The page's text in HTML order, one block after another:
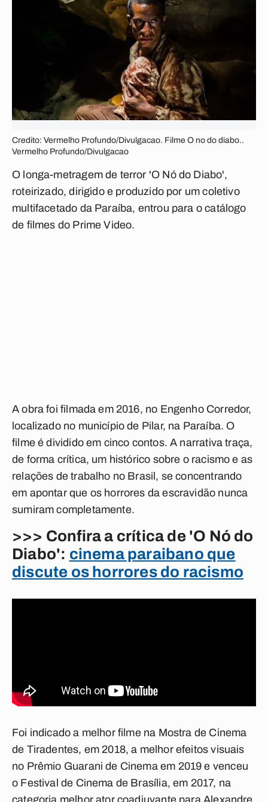
Credito: Vermelho Profundo/Divulgacao. Filme O no do diabo..
Vermelho Profundo/Divulgacao
O longa-metragem de terror 'O Nó do Diabo',
roteirizado, dirigido e produzido por um coletivo
multifacetado da Paraíba, entrou para o catálogo
de filmes do Prime Video.
A obra foi filmada em 2016, no Engenho Corredor,
localizado no município de Pilar, na Paraíba. O
filme é dividido em cinco contos. A narrativa traça,
de forma crítica, um histórico sobre o racismo e as
relações de trabalho no Brasil, se concentrando
em apontar que os horrores da escravidão nunca
sumiram completamente.
>>> Confira a crítica de 'O Nó do
Diabo': cinema paraibano que
discute os horrores do racismo
Foi indicado a melhor filme na Mostra de Cinema
de Tiradentes, em 2018, a melhor efeitos visuais
no Prêmio Guarani de Cinema em 2019 e venceu
o Festival de Cinema de Brasília, em 2017, na
categoria melhor ator coadjuvante para Alexandre